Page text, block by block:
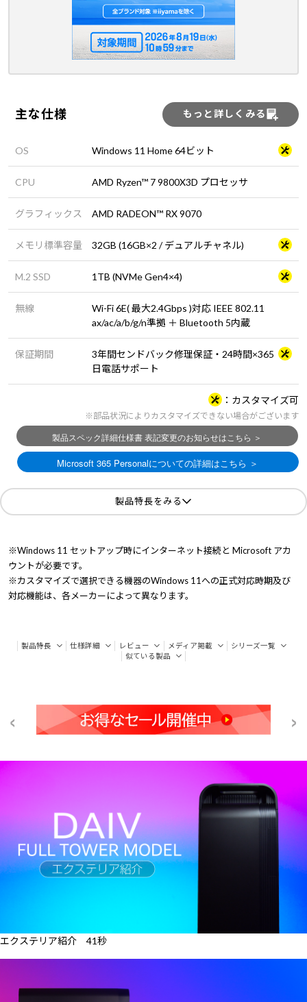
主な仕様 もっと詳しくみる
OS Windows 11 Home 64ビット
CPU AMD Ryzen™ 7 9800X3D プロセッサ
グラフィックス AMD RADEON™ RX 9070
メモリ標準容量 32GB (16GB×2 / デュアルチャネル)
M.2 SSD 1TB (NVMe Gen4×4)
無線
Wi-Fi 6E( 最大2.4Gbps )対応 IEEE 802.11
ax/ac/a/b/g/n準拠 ＋ Bluetooth 5内蔵
保証期間
3年間センドバック修理保証・24時間×365
日電話サポート
カスタマイズ可
※部品状況によりカスタマイズできない場合がございます
製品特長をみる
※Windows 11 セットアップ時にインターネット接続と Microsoft アカ
ウントが必要です。
※カスタマイズで選択できる機器のWindows 11への正式対応時期及び
対応機能は、各メーカーによって異なります。
製品特長 仕様詳細 レビュー メディア掲載
シリーズ一覧
似ている製品
エクステリア紹介 41秒